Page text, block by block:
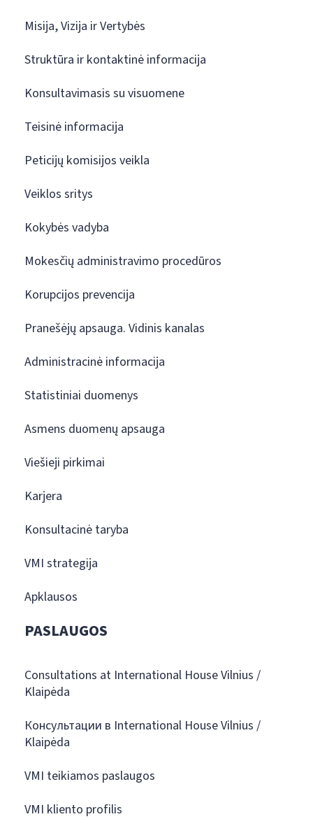
Misija, Vizija ir Vertybės
Struktūra ir kontaktinė informacija
Konsultavimasis su visuomene
Teisinė informacija
Peticijų komisijos veikla
Veiklos sritys
Kokybės vadyba
Mokesčių administravimo procedūros
Korupcijos prevencija
Pranešėjų apsauga. Vidinis kanalas
Administracinė informacija
Statistiniai duomenys
Asmens duomenų apsauga
Viešieji pirkimai
Karjera
Konsultacinė taryba
VMI strategija
Apklausos
PASLAUGOS
Consultations at International House Vilnius /
Klaipėda
Консультации в International House Vilnius /
Klaipėda
VMI teikiamos paslaugos
VMI kliento profilis